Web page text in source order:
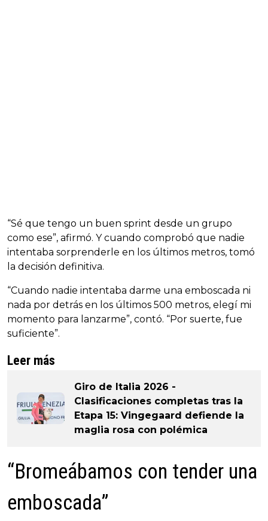
“Sé que tengo un buen sprint desde un grupo
como ese”, afirmó. Y cuando comprobó que nadie
intentaba sorprenderle en los últimos metros, tomó
la decisión definitiva.
“Cuando nadie intentaba darme una emboscada ni
nada por detrás en los últimos 500 metros, elegí mi
momento para lanzarme”, contó. “Por suerte, fue
suficiente”.
Leer más
Giro de Italia 2026 -
Clasificaciones completas tras la
Etapa 15: Vingegaard defiende la
maglia rosa con polémica
“Bromeábamos con tender una
emboscada”